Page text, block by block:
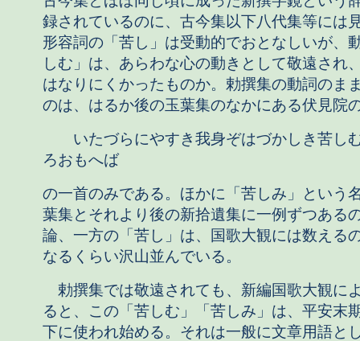
録されているのに、古今集以下八代集等には
形容詞の「苦し」は受動的でおとなしいが、
しむ」は、あらわな心の動きとして敬遠され
はなりにくかったものか。勅撰集の動詞のま
のは、はるか後の玉葉集のなかにある伏見院
いたづらにやすき我身ぞはづかしき苦し
ろおもへば
の一首のみである。ほかに「苦しみ」という
葉集とそれより後の新拾遺集に一例ずつある
論、一方の「苦し」は、国歌大観には数える
なるくらい沢山並んでいる。
勅撰集では敬遠されても、新編国歌大観に
ると、この「苦しむ」「苦しみ」は、平安末
下に使われ始める。それは一般に文章用語と